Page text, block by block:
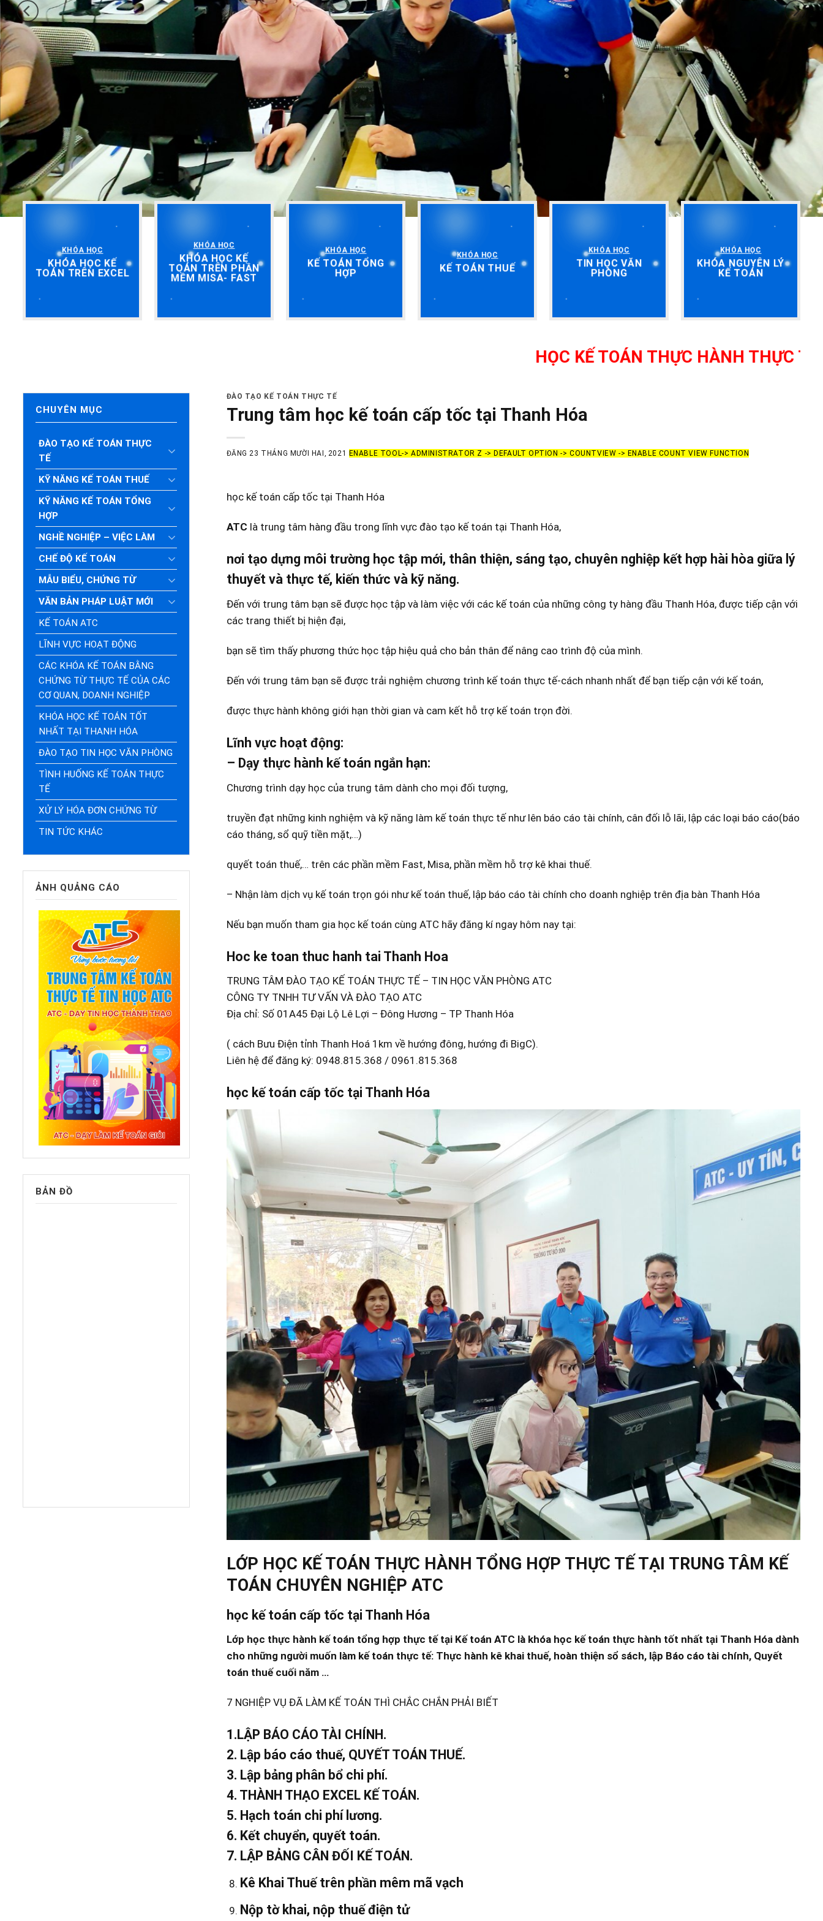
KHÓA HỌC
KHÓA HỌC KẾ
TOÁN TRÊN EXCEL
KHÓA HỌC
KHÓA HỌC KẾ
TOÁN TRÊN PHẦN
MỀM MISA- FAST
KHÓA HỌC
KẾ TOÁN TỔNG
HỢP
KHÓA HỌC
KẾ TOÁN THUẾ
KHÓA HỌC
TIN HỌC VĂN
PHÒNG
KHÓA HỌC
KHÓA NGUYÊN LÝ
KẾ TOÁN
HỌC KẾ TOÁN THỰC HÀNH THỰC TẾ TẠI
CHUYÊN MỤC
ĐÀO TẠO KẾ TOÁN THỰC
TẾ
KỸ NĂNG KẾ TOÁN THUẾ
KỸ NĂNG KẾ TOÁN TỔNG
HỢP
NGHỀ NGHIỆP – VIỆC LÀM
CHẾ ĐỘ KẾ TOÁN
MẪU BIỂU, CHỨNG TỪ
VĂN BẢN PHÁP LUẬT MỚI
KẾ TOÁN ATC
LĨNH VỰC HOẠT ĐỘNG
CÁC KHÓA KẾ TOÁN BẰNG
CHỨNG TỪ THỰC TẾ CỦA CÁC
CƠ QUAN, DOANH NGHIỆP
KHÓA HỌC KẾ TOÁN TỐT
NHẤT TẠI THANH HÓA
ĐÀO TẠO TIN HỌC VĂN PHÒNG
TÌNH HUỐNG KẾ TOÁN THỰC
TẾ
XỬ LÝ HÓA ĐƠN CHỨNG TỪ
TIN TỨC KHÁC
ẢNH QUẢNG CÁO
BẢN ĐỒ
ĐÀO TẠO KẾ TOÁN THỰC TẾ
Trung tâm học kế toán cấp tốc tại Thanh Hóa
ĐĂNG23 THÁNG MƯỜI HAI, 2021 ENABLE TOOL-> ADMINISTRATOR Z -> DEFAULT OPTION -> COUNTVIEW -> ENABLE COUNT VIEW FUNCTION
học kế toán cấp tốc tại Thanh Hóa
ATC là trung tâm hàng đầu trong lĩnh vực đào tạo kế toán tại Thanh Hóa,
nơi tạo dựng môi trường học tập mới, thân thiện, sáng tạo, chuyên nghiệp kết hợp hài hòa giữa lý
thuyết và thực tế, kiến thức và kỹ năng.
Đến với trung tâm bạn sẽ được học tập và làm việc với các kế toán của những công ty hàng đầu Thanh Hóa, được tiếp cận với
các trang thiết bị hiện đại,
bạn sẽ tìm thấy phương thức học tập hiệu quả cho bản thân để nâng cao trình độ của mình.
Đến với trung tâm bạn sẽ được trải nghiệm chương trình kế toán thực tế-cách nhanh nhất để bạn tiếp cận với kế toán,
được thực hành không giới hạn thời gian và cam kết hỗ trợ kế toán trọn đời.
Lĩnh vực hoạt động:
– Dạy thực hành kế toán ngắn hạn:
Chương trình dạy học của trung tâm dành cho mọi đối tượng,
truyền đạt những kinh nghiệm và kỹ năng làm kế toán thực tế như lên báo cáo tài chính, cân đối lỗ lãi, lập các loại báo cáo(báo
cáo tháng, sổ quỹ tiền mặt,…)
quyết toán thuế,… trên các phần mềm Fast, Misa, phần mềm hỗ trợ kê khai thuế.
– Nhận làm dịch vụ kế toán trọn gói như kế toán thuế, lập báo cáo tài chính cho doanh nghiệp trên địa bàn Thanh Hóa
Nếu bạn muốn tham gia học kế toán cùng ATC hãy đăng kí ngay hôm nay tại:
Hoc ke toan thuc hanh tai Thanh Hoa
TRUNG TÂM ĐÀO TẠO KẾ TOÁN THỰC TẾ – TIN HỌC VĂN PHÒNG ATC
CÔNG TY TNHH TƯ VẤN VÀ ĐÀO TẠO ATC
Địa chỉ: Số 01A45 Đại Lộ Lê Lợi – Đông Hương – TP Thanh Hóa
( cách Bưu Điện tỉnh Thanh Hoá 1km về hướng đông, hướng đi BigC).
Liên hệ để đăng ký: 0948.815.368 / 0961.815.368
học kế toán cấp tốc tại Thanh Hóa
LỚP HỌC KẾ TOÁN THỰC HÀNH TỔNG HỢP THỰC TẾ TẠI TRUNG TÂM KẾ
TOÁN CHUYÊN NGHIỆP ATC
học kế toán cấp tốc tại Thanh Hóa
Lớp học thực hành kế toán tổng hợp thực tế tại Kế toán ATC là khóa học kế toán thực hành tốt nhất tại Thanh Hóa dành
cho những người muốn làm kế toán thực tế: Thực hành kê khai thuế, hoàn thiện sổ sách, lập Báo cáo tài chính, Quyết
toán thuế cuối năm …
7 NGHIỆP VỤ ĐÃ LÀM KẾ TOÁN THÌ CHẮC CHẮN PHẢI BIẾT
1.LẬP BÁO CÁO TÀI CHÍNH.
2. Lập báo cáo thuế, QUYẾT TOÁN THUẾ.
3. Lập bảng phân bổ chi phí.
4. THÀNH THẠO EXCEL KẾ TOÁN.
5. Hạch toán chi phí lương.
6. Kết chuyển, quyết toán.
7. LẬP BẢNG CÂN ĐỐI KẾ TOÁN.
Kê Khai Thuế trên phần mêm mã vạch
Nộp tờ khai, nộp thuế điện tử